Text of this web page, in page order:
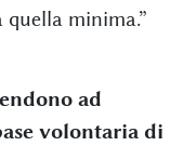
minima.”
ad
volontaria di